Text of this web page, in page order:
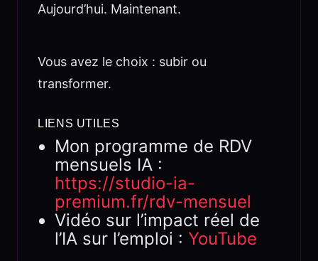
Aujourd’hui. Maintenant.
Vous avez le choix : subir ou
transformer.
LIENS UTILES
Mon programme de RDV
mensuels IA :
https://studio-ia-
premium.fr/rdv-mensuel
Vidéo sur l’impact réel de
l’IA sur l’emploi : YouTube